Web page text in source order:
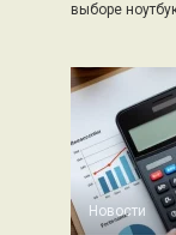
выборе
Новости